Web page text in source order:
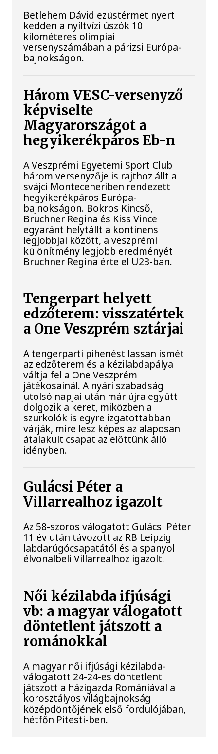
Betlehem Dávid ezüstérmet nyert
kedden a nyíltvízi úszók 10
kilométeres olimpiai
versenyszámában a párizsi Európa-
bajnokságon.
Három VESC-versenyző
képviselte
Magyarországot a
hegyikerékpáros Eb-n
A Veszprémi Egyetemi Sport Club
három versenyzője is rajthoz állt a
svájci Monteceneriben rendezett
hegyikerékpáros Európa-
bajnokságon. Bokros Kincső,
Bruchner Regina és Kiss Vince
egyaránt helytállt a kontinens
legjobbjai között, a veszprémi
különítmény legjobb eredményét
Bruchner Regina érte el U23-ban.
Tengerpart helyett
edzőterem: visszatértek
a One Veszprém sztárjai
A tengerparti pihenést lassan ismét
az edzőterem és a kézilabdapálya
váltja fel a One Veszprém
játékosainál. A nyári szabadság
utolsó napjai után már újra együtt
dolgozik a keret, miközben a
szurkolók is egyre izgatottabban
várják, mire lesz képes az alaposan
átalakult csapat az előttünk álló
idényben.
Gulácsi Péter a
Villarrealhoz igazolt
Az 58-szoros válogatott Gulácsi Péter
11 év után távozott az RB Leipzig
labdarúgócsapatától és a spanyol
élvonalbeli Villarrealhoz igazolt.
Női kézilabda ifjúsági
vb: a magyar válogatott
döntetlent játszott a
románokkal
A magyar női ifjúsági kézilabda-
válogatott 24-24-es döntetlent
játszott a házigazda Romániával a
korosztályos világbajnokság
középdöntőjének első fordulójában,
hétfőn Pitesti-ben.